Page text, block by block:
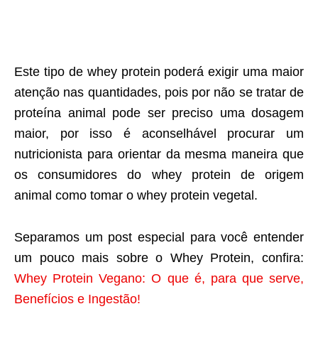
Este tipo de whey protein poderá exigir uma maior
atenção nas quantidades, pois por não se tratar de
proteína animal pode ser preciso uma dosagem
maior, por isso é aconselhável procurar um
nutricionista para orientar da mesma maneira que
os consumidores do whey protein de origem
animal como tomar o whey protein vegetal.
Separamos um post especial para você entender
um pouco mais sobre o Whey Protein, confira:
Whey Protein Vegano: O que é, para que serve,
Benefícios e Ingestão!